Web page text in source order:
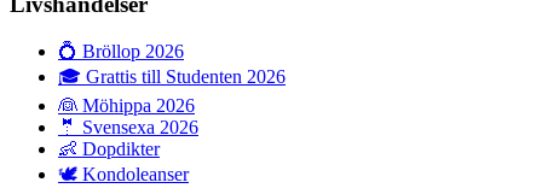
💍 Bröllop 2026
🎓 Grattis till Studenten 2026
👰 Möhippa 2026
🤵 Svensexa 2026
👶 Dopdikter
🕊️ Kondoleanser